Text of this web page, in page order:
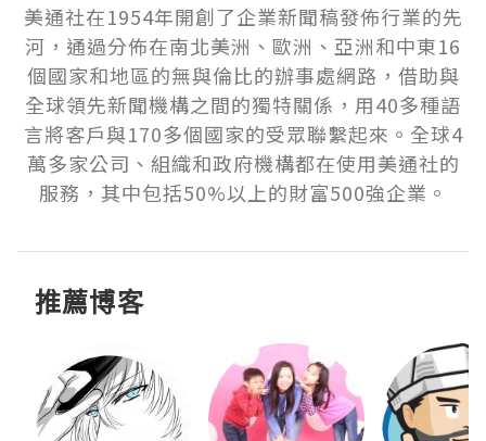
美通社在1954年開創了企業新聞稿發佈行業的先
河，通過分佈在南北美洲、歐洲、亞洲和中東16
個國家和地區的無與倫比的辦事處網路，借助與
全球領先新聞機構之間的獨特關係，用40多種語
言將客戶與170多個國家的受眾聯繫起來。全球4
萬多家公司、組織和政府機構都在使用美通社的
服務，其中包括50%以上的財富500強企業。
推薦博客